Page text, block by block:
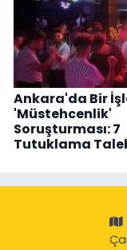
Ankara'da Bir
'Müstehcenlik'
Soruşturması: 7
Tutuklama